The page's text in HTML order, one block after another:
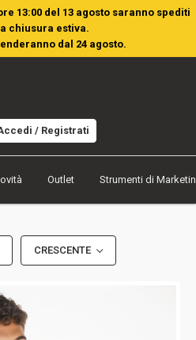
13:00 del 13 agosto saranno spediti
chiusura estiva.
dal 24 agosto.
Outlet Strumenti di
/ Registrati
CRESCENTE